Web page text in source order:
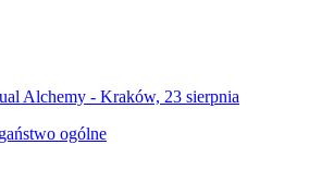
Alchemy - Kraków, 23 sierpnia
ogólne